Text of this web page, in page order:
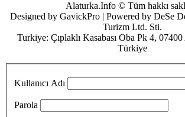
Alaturka.Info © Tüm hakkı
Designed by GavickPro | Powered by DeSe
Turizm Ltd. Sti.
Turkiye: Çıplaklı Kasabası Oba Pk 4,
Türkiye
Kullanıcı Adı
Parola